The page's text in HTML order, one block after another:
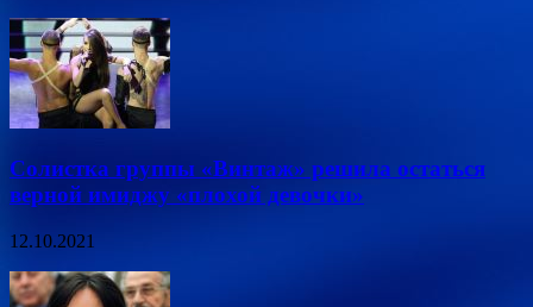
Солистка группы «Винтаж» решила остаться
верной имиджу «плохой девочки»
12.10.2021